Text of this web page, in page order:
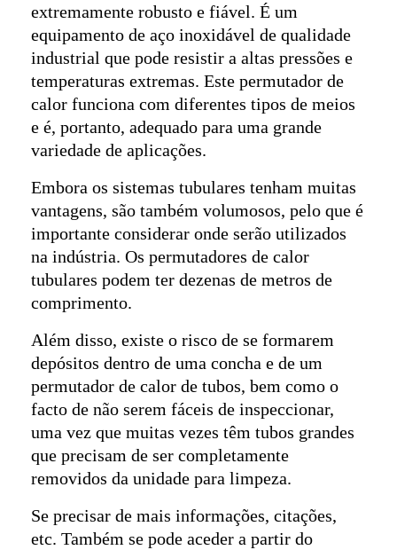
extremamente robusto e fiável. É um
equipamento de aço inoxidável de qualidade
industrial que pode resistir a altas pressões e
temperaturas extremas. Este permutador de
calor funciona com diferentes tipos de meios
e é, portanto, adequado para uma grande
variedade de aplicações.
Embora os sistemas tubulares tenham muitas
vantagens, são também volumosos, pelo que é
importante considerar onde serão utilizados
na indústria. Os permutadores de calor
tubulares podem ter dezenas de metros de
comprimento.
Além disso, existe o risco de se formarem
depósitos dentro de uma concha e de um
permutador de calor de tubos, bem como o
facto de não serem fáceis de inspeccionar,
uma vez que muitas vezes têm tubos grandes
que precisam de ser completamente
removidos da unidade para limpeza.
Se precisar de mais informações, citações,
etc. Também se pode aceder a partir do